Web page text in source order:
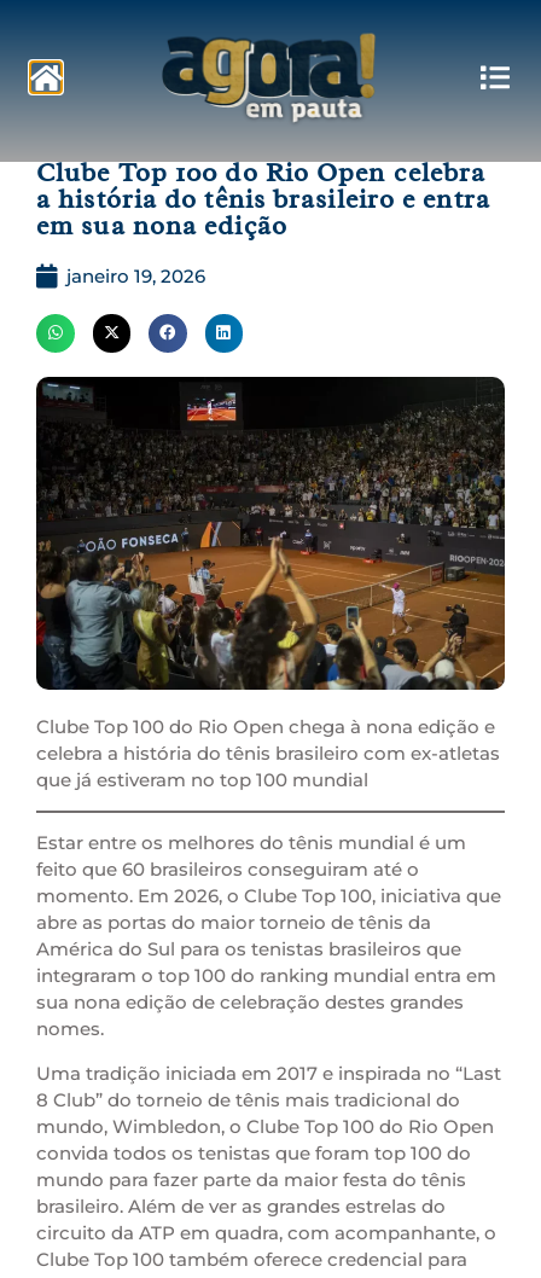
Clube Top 100 do Rio Open celebra
a história do tênis brasileiro e entra
em sua nona edição
janeiro 19, 2026
Clube Top 100 do Rio Open chega à nona edição e
celebra a história do tênis brasileiro com ex-atletas
que já estiveram no top 100 mundial
Estar entre os melhores do tênis mundial é um
feito que 60 brasileiros conseguiram até o
momento. Em 2026, o Clube Top 100, iniciativa que
abre as portas do maior torneio de tênis da
América do Sul para os tenistas brasileiros que
integraram o top 100 do ranking mundial entra em
sua nona edição de celebração destes grandes
nomes.
Uma tradição iniciada em 2017 e inspirada no “Last
8 Club” do torneio de tênis mais tradicional do
mundo, Wimbledon, o Clube Top 100 do Rio Open
convida todos os tenistas que foram top 100 do
mundo para fazer parte da maior festa do tênis
brasileiro. Além de ver as grandes estrelas do
circuito da ATP em quadra, com acompanhante, o
Clube Top 100 também oferece credencial para